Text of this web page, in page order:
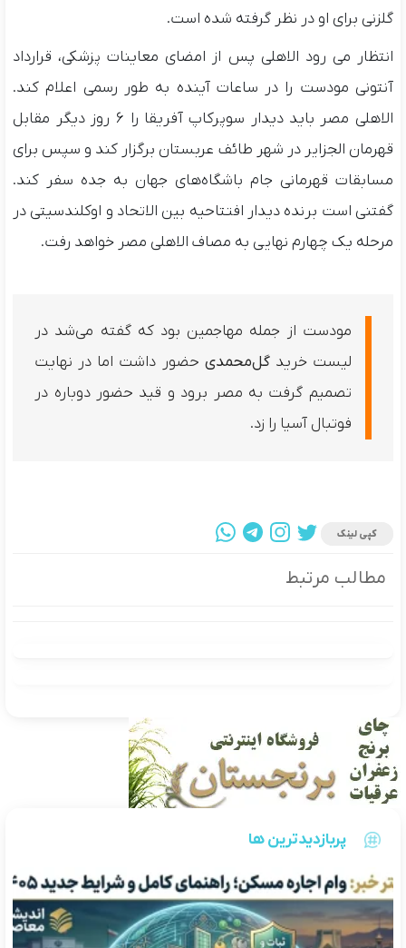
گلزنی برای او در نظر ‌گرفته شده است.
انتظار می رود الاهلی پس از امضای معاینات پزشکی، قرارداد
آنتونی مودست را در ساعات آینده به طور رسمی اعلام کند.
الاهلی مصر باید دیدار سوپرکاپ آفریقا را ۶ روز دیگر مقابل
قهرمان الجزایر در شهر طائف عربستان برگزار کند و سپس برای
مسابقات قهرمانی جام باشگاه‌های جهان به جده سفر کند.
گفتنی است برنده دیدار افتتاحیه بین الاتحاد و اوکلندسیتی در
مرحله یک چهارم نهایی به مصاف الاهلی مصر خواهد رفت.
مودست از جمله مهاجمین بود که گفته می‌شد در
لیست خریدگل‌محمدی حضور داشت اما در نهایت
تصمیم گرفت به مصر برود و قید حضور دوباره در
فوتبال آسیا را زد.
کپی لینک
مطالب مرتبط
پربازدیدترین ها